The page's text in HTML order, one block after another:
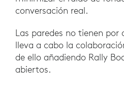
conversación real.
Las paredes no tienen por
lleva a cabo la
de ello añadiendo Rally
abiertos.